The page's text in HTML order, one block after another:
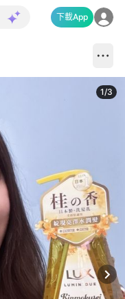
下載App
1/3